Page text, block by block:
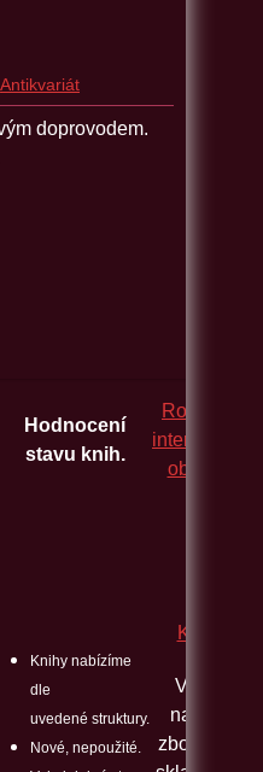
Antikvariát
doprovodem.
Hodnocení
stavu knih.
Rozcestník
obchodů.
Knihy nabízíme
dle
uvedené struktury.
Nové, nepoužité.
Kontakt
Veškeré
nabízené
zboží máme